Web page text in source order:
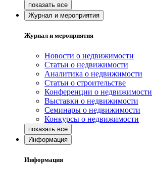
Журнал и мероприятия
Журнал и мероприятия
Новости о недвижимости
Статьи о недвижимости
Аналитика о недвижимости
Статьи о строительстве
Конференции о недвижимости
Выставки о недвижимости
Семинары о недвижимости
Конкурсы о недвижимости
Информация
Информация